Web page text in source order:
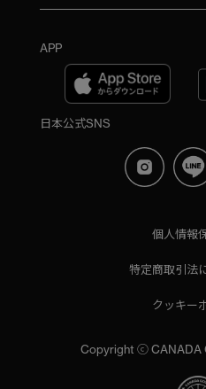
APP
日本公式SNS
個人情報
特定商取引法
クッキー
Copyright ⓒ CANADA